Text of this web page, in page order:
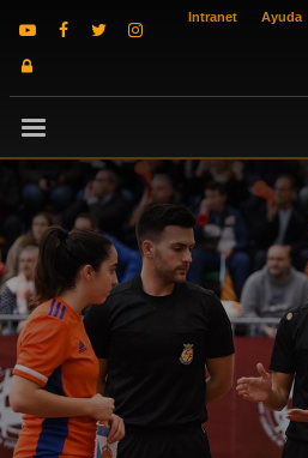
Intranet Ayuda